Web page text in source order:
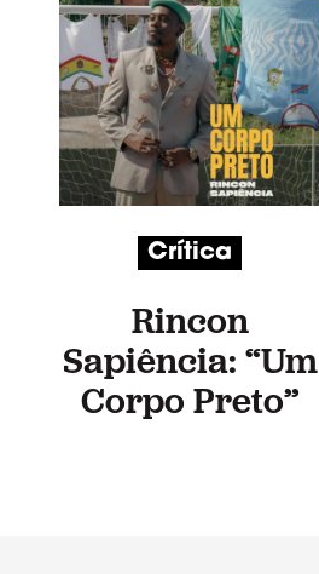
Crítica
Rincon
Sapiência: “Um
Corpo Preto”